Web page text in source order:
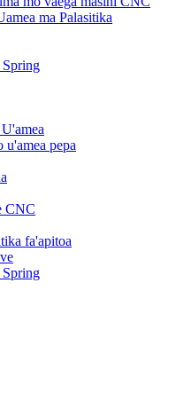
ma Palasitika
Spring
u'amea pepa
CNC
fa'apitoa
Spring